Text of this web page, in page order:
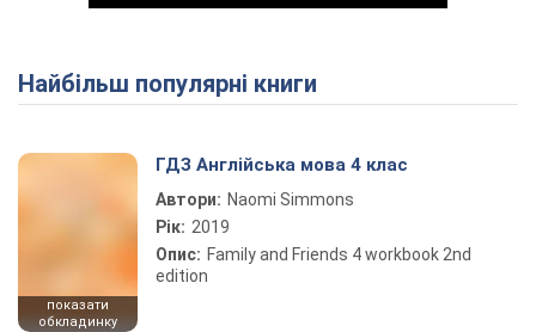
Play Video
Найбільш популярні книги
показати
обкладинку
ГДЗ Англійська мова 4 клас
Автори: Naomi Simmons
Рік: 2019
Опис: Family and Friends 4 workbook 2nd
edition